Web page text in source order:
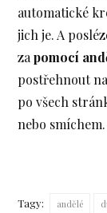
automatické
jich je. A
zapomocí
postřehnout
po všech
nebo smíchem.
Tagy: andělé